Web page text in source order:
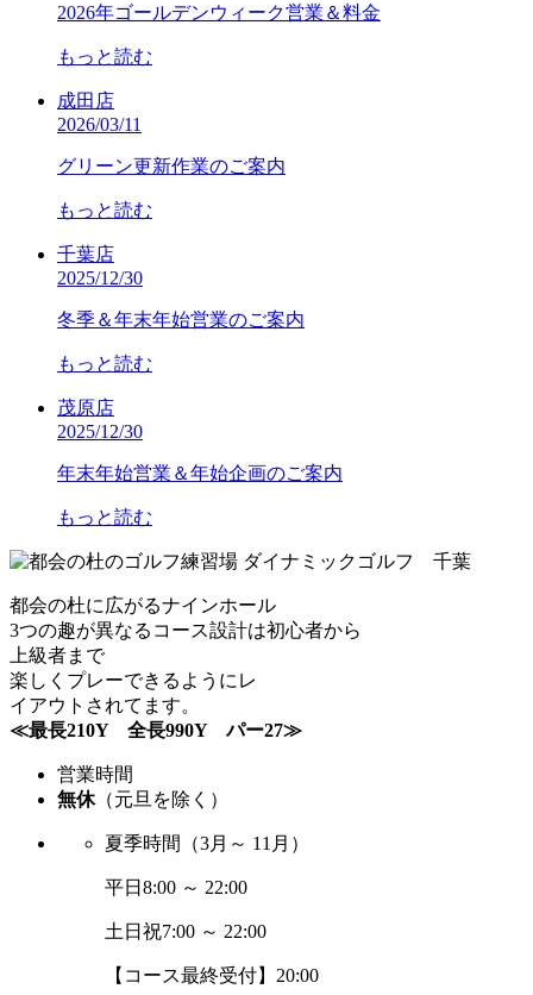
2026年ゴールデンウィーク営業＆料金
もっと読む
成田店
2026/03/11
グリーン更新作業のご案内
もっと読む
千葉店
2025/12/30
冬季＆年末年始営業のご案内
もっと読む
茂原店
2025/12/30
年末年始営業＆年始企画のご案内
もっと読む
都会の杜に広がるナインホール
3つの趣が異なるコース設計は初心者から
上級者まで
楽しくプレーできるようにレ
イアウトされてます。
≪最長210Y 全長990Y パー27≫
営業時間
無休（元旦を除く）
夏季時間 （3月～ 11月）
平日 8:00 ～ 22:00
土日祝7:00 ～ 22:00
【コース最終受付】20:00